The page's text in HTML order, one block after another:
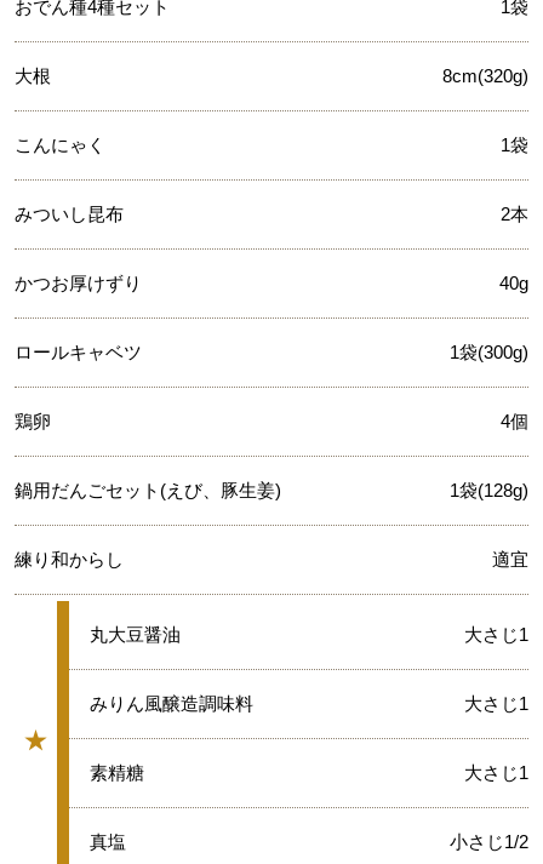
おでん種4種セット 1袋
大根 8cm(320g)
こんにゃく 1袋
みついし昆布 2本
かつお厚けずり 40g
ロールキャベツ 1袋(300g)
鶏卵 4個
鍋用だんごセット(えび、豚生姜) 1袋(128g)
練り和からし 適宜
★
グループ
★
丸大豆醤油 大さじ1
★
みりん風醸造調味料 大さじ1
★
素精糖 大さじ1
★
真塩 小さじ1/2